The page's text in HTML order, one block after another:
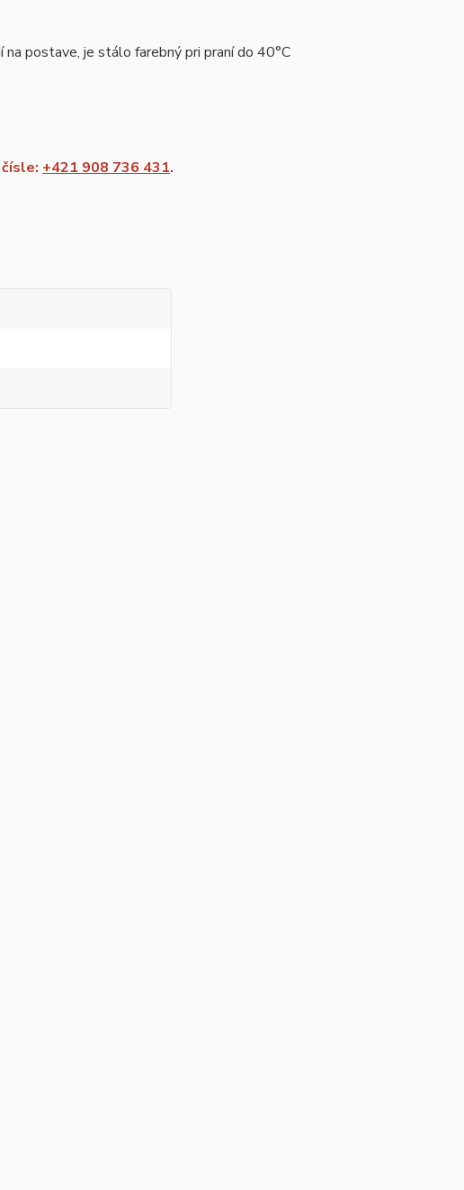
postave, je stálo farebný pri praní do 40°C
+421 908 736 431.